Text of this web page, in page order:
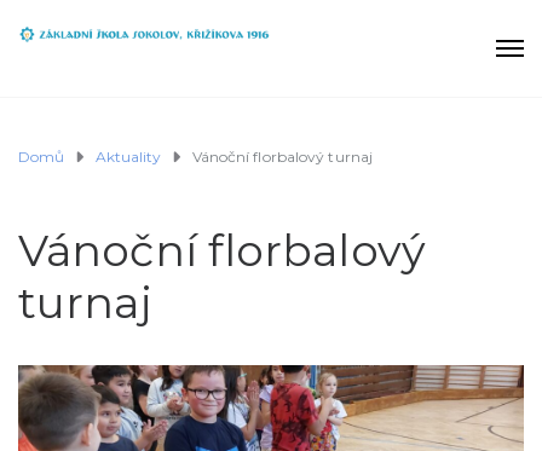
Domů Aktuality Vánoční florbalový turnaj
Vánoční florbalový
turnaj